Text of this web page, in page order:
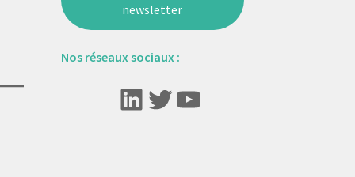
newsletter
Nos réseaux sociaux :